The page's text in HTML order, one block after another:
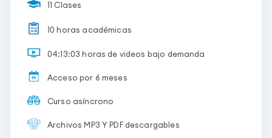
11 Clases
10 horas académicas
04:13:03 horas de videos bajo demanda
Acceso por 6 meses
Curso asíncrono
Archivos MP3 Y PDF descargables